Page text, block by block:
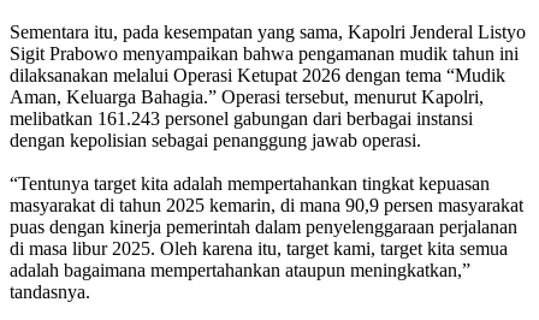
Sementara itu, pada kesempatan yang sama, Kapolri Jenderal Listyo
Sigit Prabowo menyampaikan bahwa pengamanan mudik tahun ini
dilaksanakan melalui Operasi Ketupat 2026 dengan tema “Mudik
Aman, Keluarga Bahagia.” Operasi tersebut, menurut Kapolri,
melibatkan 161.243 personel gabungan dari berbagai instansi
dengan kepolisian sebagai penanggung jawab operasi.
“Tentunya target kita adalah mempertahankan tingkat kepuasan
masyarakat di tahun 2025 kemarin, di mana 90,9 persen masyarakat
puas dengan kinerja pemerintah dalam penyelenggaraan perjalanan
di masa libur 2025. Oleh karena itu, target kami, target kita semua
adalah bagaimana mempertahankan ataupun meningkatkan,”
tandasnya.